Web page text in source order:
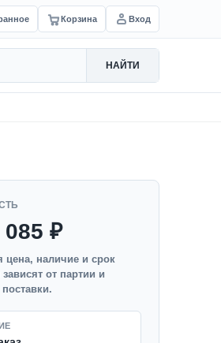
Корзина Вход
НАЙТИ
085 ₽
цена, наличие и срок
зависят от партии и